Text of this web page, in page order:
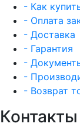
- Как
- Оплата
- Доставка
- Гарантия
-
-
- Возврат
Контакты